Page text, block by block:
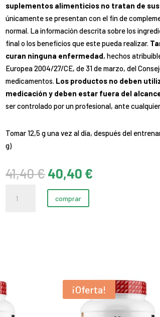
suplementos alimenticios no tratan de
únicamente se presentan con el fin de
normal. La información descrita sobre los
final o los beneficios que este pueda realizar.
curan ninguna enfermedad, hechos
Europea 2004/27/CE, de 31 de marzo, del
medicamentos. Los productos no deben
medicación y deben estar fuera del
ser controlado por un profesional, ante
Tomar 12,5 g una vez al día, después del
g)
41,40€El
precio
original
era:
40,40 €
Glutamine+BCAA
(Polvo)
comprar
¡Oferta!